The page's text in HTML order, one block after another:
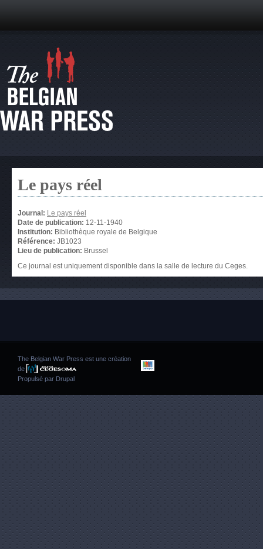
Le pays réel
Journal: Le pays réel
Date de publication: 12-11-1940
Institution: Bibliothèque royale de Belgique
Référence: JB1023
Lieu de publication: Brussel
Ce journal est uniquement disponible dans la salle de lecture du Ceges.
The Belgian War Press est une création
de
Propulsé par Drupal